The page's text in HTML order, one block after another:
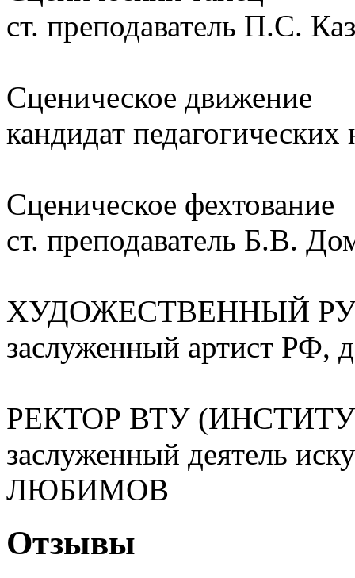
ст. преподаватель П.С.
Сценическое движение
кандидат
Сценическое фехтование
ст. преподаватель Б.В.
ХУДОЖЕСТВЕННЫЙ
заслуженный артист
РЕКТОР ВТУ
заслуженный деятель
ЛЮБИМОВ
Отзывы